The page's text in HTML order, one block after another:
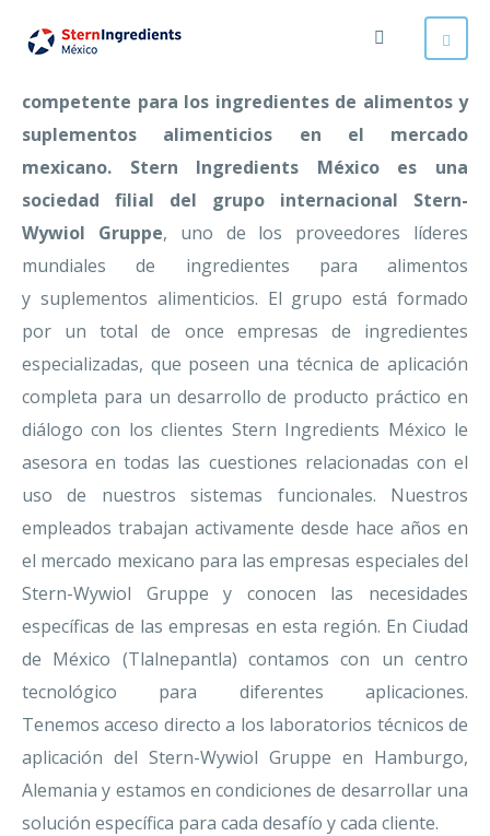
competente para los ingredientes de alimentos y
suplementos alimenticios en el mercado
mexicano. Stern Ingredients México es una
sociedad filial del grupo internacional Stern-
Wywiol Gruppe, uno de los proveedores líderes
mundiales de ingredientes para alimentos
y suplementos alimenticios. El grupo está formado
por un total de once empresas de ingredientes
especializadas, que poseen una técnica de aplicación
completa para un desarrollo de producto práctico en
diálogo con los clientes Stern Ingredients México le
asesora en todas las cuestiones relacionadas con el
uso de nuestros sistemas funcionales. Nuestros
empleados trabajan activamente desde hace años en
el mercado mexicano para las empresas especiales del
Stern-Wywiol Gruppe y conocen las necesidades
específicas de las empresas en esta región. En Ciudad
de México (Tlalnepantla) contamos con un centro
tecnológico para diferentes aplicaciones.
Tenemos acceso directo a los laboratorios técnicos de
aplicación del Stern-Wywiol Gruppe en Hamburgo,
Alemania y estamos en condiciones de desarrollar una
solución específica para cada desafío y cada cliente.